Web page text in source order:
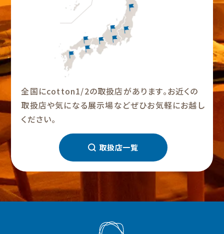
全国にcotton1/2の取扱店があります。お近くの
取扱店や気になる展示場などぜひお気軽にお越し
ください。
取扱店一覧